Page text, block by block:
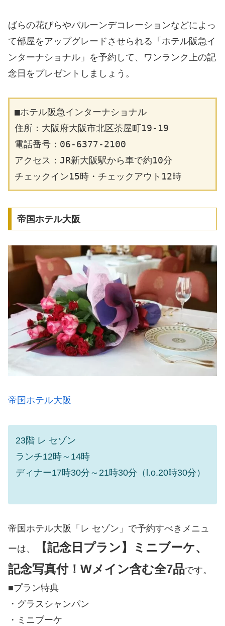
ばらの花びらやバルーンデコレーションなどによっ
て部屋をアップグレードさせられる「ホテル阪急イ
ンターナショナル」を予約して、ワンランク上の記
念日をプレゼントしましょう。
■ホテル阪急インターナショナル
住所：大阪府大阪市北区茶屋町19-19
電話番号：06-6377-2100
アクセス：JR新大阪駅から車で約10分
チェックイン15時・チェックアウト12時
帝国ホテル大阪
帝国ホテル大阪
23階 レ セゾン
ランチ12時～14時
ディナー17時30分～21時30分（l.o.20時30分）
帝国ホテル大阪「レ セゾン」で予約すべきメニュ
ーは、
【記念日プラン】ミニブーケ、
記念写真付！Wメイン含む全7品です。
■プラン特典
・グラスシャンパン
・ミニブーケ